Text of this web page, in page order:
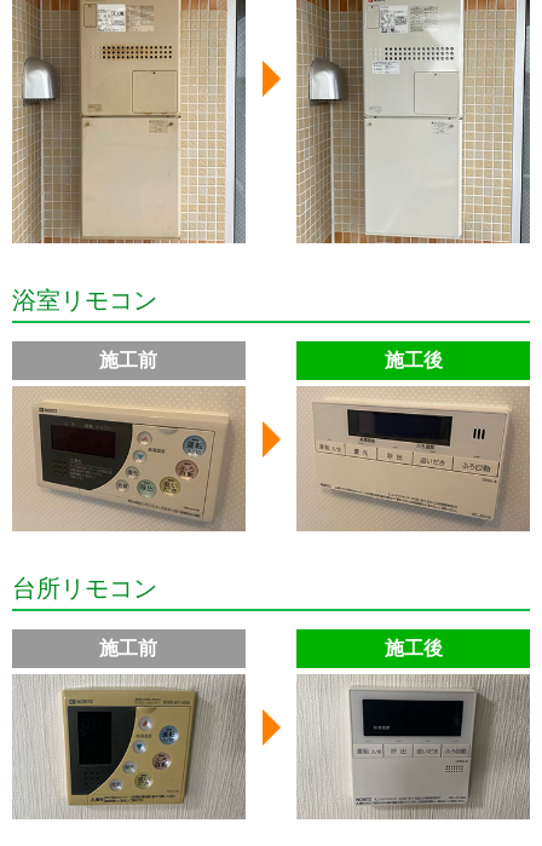
浴室リモコン
施工前 施工後
台所リモコン
施工前 施工後